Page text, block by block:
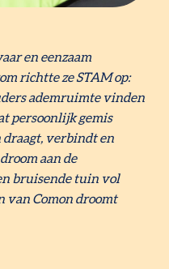
en eenzaam
richtte ze STAM op:
ademruimte vinden
persoonlijk gemis
draagt, verbindt en
aan de
bruisende tuin vol
van Comon droomt